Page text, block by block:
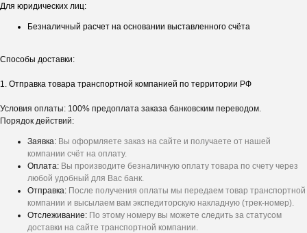
Для юридических лиц:
Безналичный расчет на основании выставленного счёта
Способы доставки:
1. Отправка товара транспортной компанией по территории РФ
Условия оплаты: 100% предоплата заказа банковским переводом.
Порядок действий:
Заявка: Вы оформляете заказ на сайте и получаете от нашей
компании счёт на оплату.
Оплата: Вы производите безналичную оплату товара по счету через
любой удобный для Вас банк.
Отправка: После получения оплаты мы передаем товар транспортной
компании и высылаем вам экспедиторскую накладную (трек-номер).
Отслеживание: По этому номеру вы можете следить за статусом
доставки на сайте транспортной компании.